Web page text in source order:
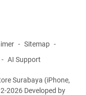
Sitemap
AI Support
Surabaya (iPhone,
2026 Developed by